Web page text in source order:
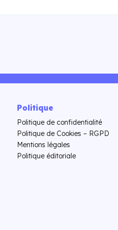
Politique
Politique de confidentialité
Politique de Cookies – RGPD
Mentions légales
Politique éditoriale